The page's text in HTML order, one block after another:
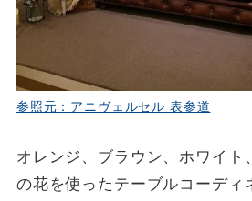
参照元：アニヴェルセル 表参道
オレンジ、ブラウン、ホワイト
の花を使ったテーブルコーディ